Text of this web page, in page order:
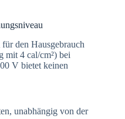
den Hausgebrauch
mit 4 cal/cm²) bei
V bietet keinen
unabhängig von der